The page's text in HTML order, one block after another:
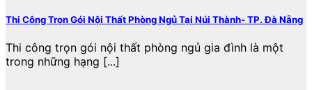
Thi Công Trọn Gói Nội Thất Phòng Ngủ Tại Núi Thành- TP. Đà Nẵng
Thi công trọn gói nội thất phòng ngủ gia đình là một
trong những hạng [...]